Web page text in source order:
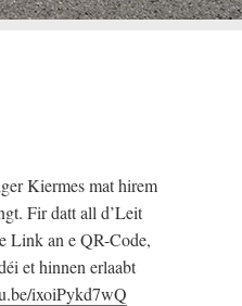
Kiermes mat hirem
Fir datt all d’Leit
Link an e QR-Code,
et hinnen erlaabt
ixoiPykd7wQ